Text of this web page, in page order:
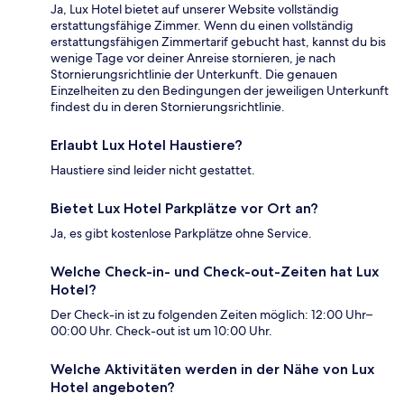
Ja, Lux Hotel bietet auf unserer Website vollständig
erstattungsfähige Zimmer. Wenn du einen vollständig
erstattungsfähigen Zimmertarif gebucht hast, kannst du bis
wenige Tage vor deiner Anreise stornieren, je nach
Stornierungsrichtlinie der Unterkunft. Die genauen
Einzelheiten zu den Bedingungen der jeweiligen Unterkunft
findest du in deren Stornierungsrichtlinie.
Erlaubt Lux Hotel Haustiere?
Haustiere sind leider nicht gestattet.
Bietet Lux Hotel Parkplätze vor Ort an?
Ja, es gibt kostenlose Parkplätze ohne Service.
Welche Check-in- und Check-out-Zeiten hat Lux
Hotel?
Der Check-in ist zu folgenden Zeiten möglich: 12:00 Uhr–
00:00 Uhr. Check-out ist um 10:00 Uhr.
Welche Aktivitäten werden in der Nähe von Lux
Hotel angeboten?